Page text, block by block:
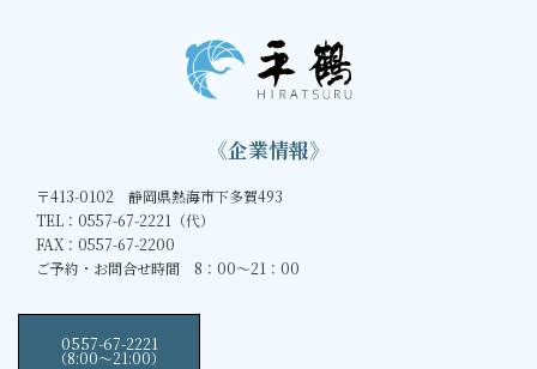
《企業情報》
〒413-0102 静岡県熱海市下多賀493
TEL：0557-67-2221（代）
FAX：0557-67-2200
ご予約・お問合せ時間 8：00～21：00
0557-67-2221
（8:00〜21:00）